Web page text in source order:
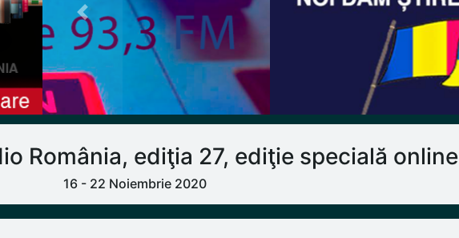
Previous
România, ediţia 27, ediţie specială online
16 - 22 Noiembrie 2020